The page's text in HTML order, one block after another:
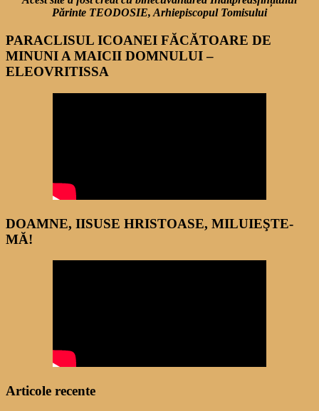
Părinte TEODOSIE, Arhiepiscopul Tomisului
PARACLISUL ICOANEI FĂCĂTOARE DE
MINUNI A MAICII DOMNULUI –
ELEOVRITISSA
DOAMNE, IISUSE HRISTOASE, MILUIEŞTE-
MĂ!
Articole recente